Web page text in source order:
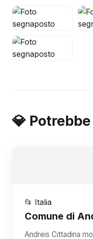
💎
📂 Italia
Comune di
Andreis Cittadina